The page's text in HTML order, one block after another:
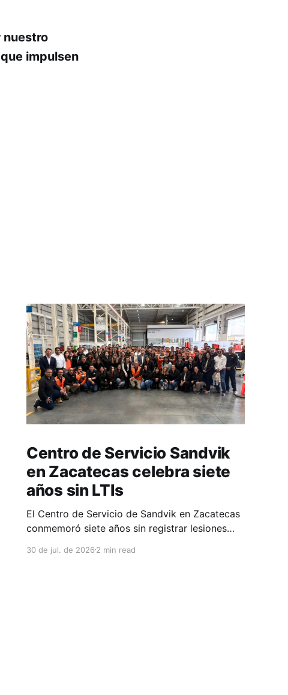
nuestro
impulsen
Centro de Servicio Sandvik
en Zacatecas celebra siete
años sin LTIs
El Centro de Servicio de Sandvik en Zacatecas
conmemoró siete años sin registrar lesiones
la consolidación de una cultura de seguridad
30 de jul. de 20262 min read